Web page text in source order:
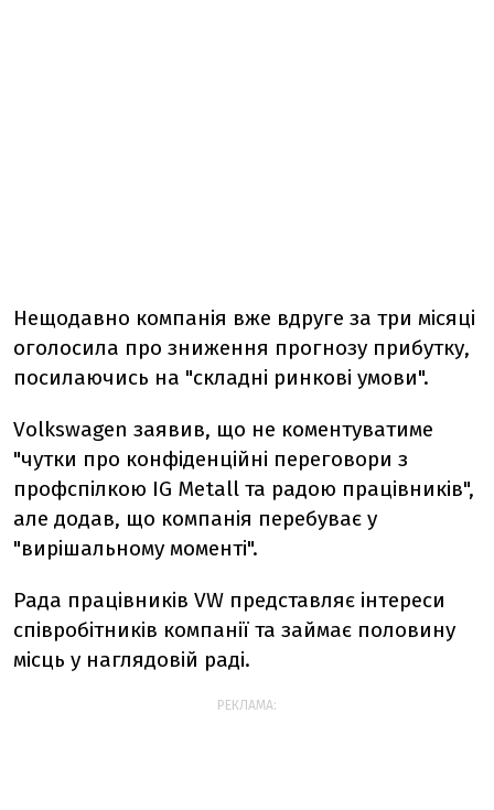
Нещодавно компанія вже вдруге за три місяці
оголосила про зниження прогнозу прибутку,
посилаючись на "складні ринкові умови".
Volkswagen заявив, що не коментуватиме
"чутки про конфіденційні переговори з
профспілкою IG Metall та радою працівників",
але додав, що компанія перебуває у
"вирішальному моменті".
Рада працівників VW представляє інтереси
співробітників компанії та займає половину
місць у наглядовій раді.
РЕКЛАМА: